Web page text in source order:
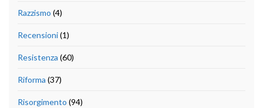
Razzismo (4)
Recensioni(1)
Resistenza (60)
Riforma (37)
Risorgimento (94)